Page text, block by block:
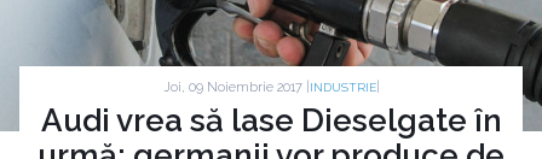
Joi, 09 Noiembrie 2017 | INDUSTRIE|
Audi vrea să lase Dieselgate în